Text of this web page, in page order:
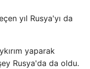
yıl Rusya'yı da
yaparak
Rusya'da da oldu.